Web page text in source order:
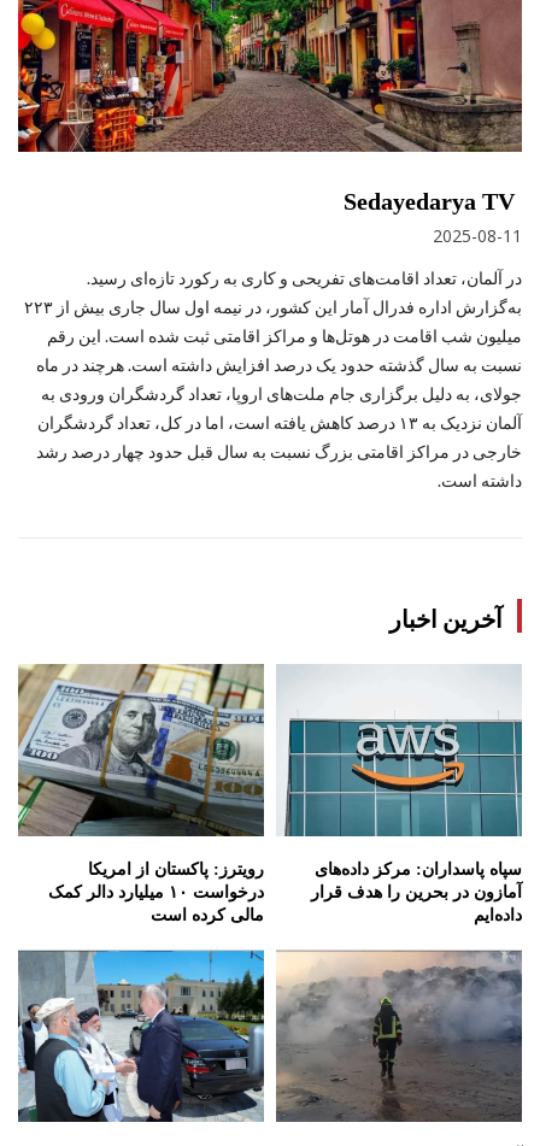
Sedayedarya TV
2025-08-11
در آلمان، تعداد اقامت‌های تفریحی و کاری به رکورد تازه‌ای رسید.
به‌گزارش اداره فدرال آمار این کشور، در نیمه اول سال جاری بیش از ۲۲۳
میلیون شب اقامت در هوتل‌ها و مراکز اقامتی ثبت شده است. این رقم
نسبت به سال گذشته حدود یک درصد افزایش داشته است. هرچند در ماه
جولای، به دلیل برگزاری جام ملت‌های اروپا، تعداد گردشگران ورودی به
آلمان نزدیک به ۱۳ درصد کاهش یافته است، اما در کل، تعداد گردشگران
خارجی در مراکز اقامتی بزرگ نسبت به سال قبل حدود چهار درصد رشد
داشته است.
آخرین اخبار
سپاه پاسداران: مرکز داده‌های
آمازون در بحرین را هدف قرار
داده‌ایم
رویترز: پاکستان از امریکا
درخواست ۱۰ میلیارد دالر کمک
مالی کرده است